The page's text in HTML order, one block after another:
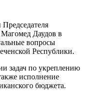
Даудов в
вопросы
Республики.
задач по укреплению
исполнение
бюджета.